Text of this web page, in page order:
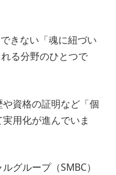
きない「魂に紐づい
る分野のひとつで
資格の証明など「個
用化が進んでいま
グループ（SMBC）